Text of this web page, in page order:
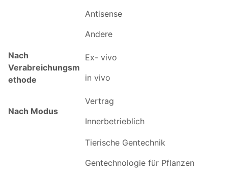
Antisense
Andere
Nach
Verabreichungsm
ethode
Ex- vivo
in vivo
Nach Modus
Vertrag
Innerbetrieblich
Tierische Gentechnik
Gentechnologie für Pflanzen